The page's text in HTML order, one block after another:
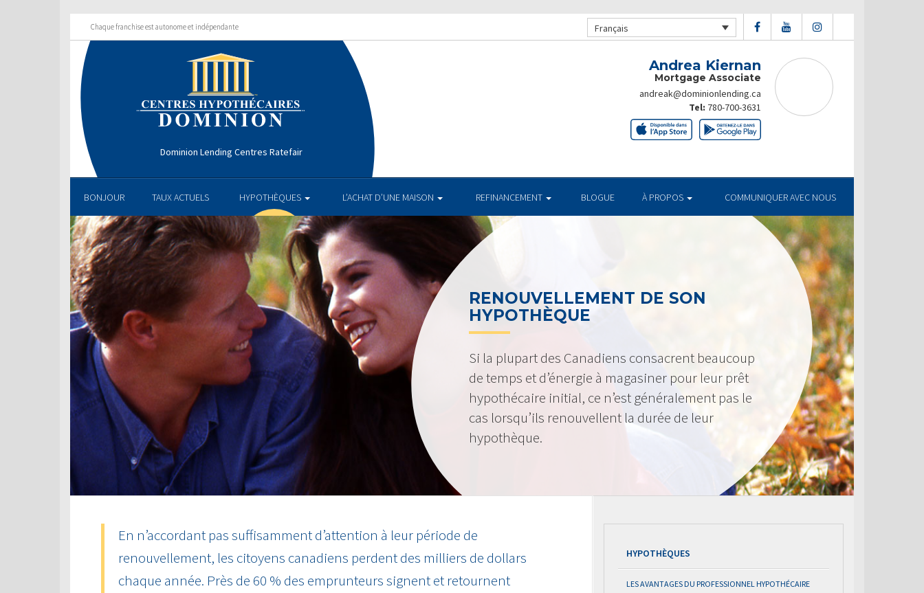
Chaque franchise est autonome et indépendante Français
Dominion Lending Centres Ratefair
Andrea Kiernan
Mortgage Associate
andreak@dominionlending.ca
Tel: 780-700-3631
BONJOUR TAUX ACTUELS HYPOTHÈQUES L’ACHAT D’UNE MAISON REFINANCEMENT BLOGUE À PROPOS COMMUNIQUER AVEC NOUS
RENOUVELLEMENT DE SON
HYPOTHÈQUE
Si la plupart des Canadiens consacrent beaucoup
de temps et d’énergie à magasiner pour leur prêt
hypothécaire initial, ce n’est généralement pas le
cas lorsqu’ils renouvellent la durée de leur
hypothèque.
En n’accordant pas suffisamment d’attention à leur période de
renouvellement, les citoyens canadiens perdent des milliers de dollars
chaque année. Près de 60 % des emprunteurs signent et retournent
HYPOTHÈQUES
LES AVANTAGES DU PROFESSIONNEL HYPOTHÉCAIRE